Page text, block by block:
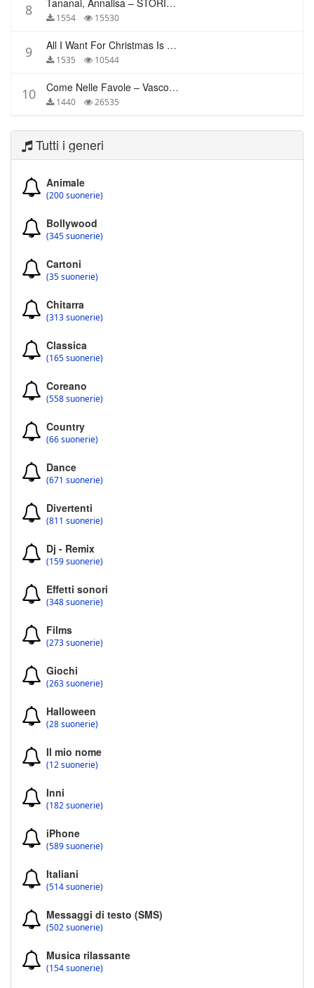
8 Tananai, Annalisa – STORIE BREVI
1554 15530
9 All I Want For Christmas Is You – Mariah Carey
1535 10544
10 Come Nelle Favole – Vasco Rossi
1440 26535
Tutti i generi
Animale
(200 suonerie)
Bollywood
(345 suonerie)
Cartoni
(35 suonerie)
Chitarra
(313 suonerie)
Classica
(165 suonerie)
Coreano
(558 suonerie)
Country
(66 suonerie)
Dance
(671 suonerie)
Divertenti
(811 suonerie)
Dj - Remix
(159 suonerie)
Effetti sonori
(348 suonerie)
Films
(273 suonerie)
Giochi
(263 suonerie)
Halloween
(28 suonerie)
Il mio nome
(12 suonerie)
Inni
(182 suonerie)
iPhone
(589 suonerie)
Italiani
(514 suonerie)
Messaggi di testo (SMS)
(502 suonerie)
Musica rilassante
(154 suonerie)